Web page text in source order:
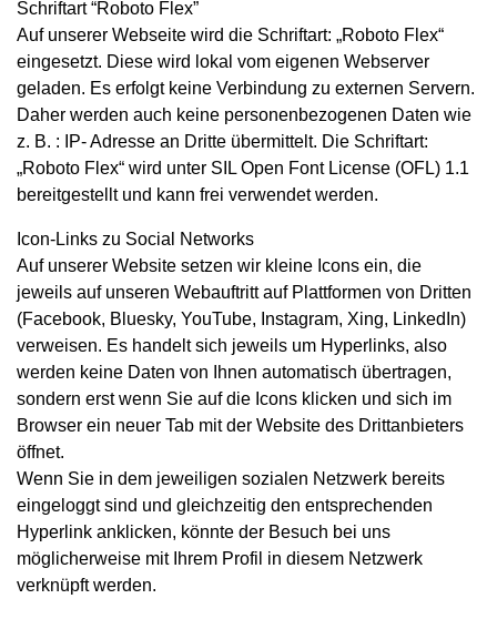
Schriftart “Roboto Flex”
Auf unserer Webseite wird die Schriftart: „Roboto Flex“
eingesetzt. Diese wird lokal vom eigenen Webserver
geladen. Es erfolgt keine Verbindung zu externen Servern.
Daher werden auch keine personenbezogenen Daten wie
z. B. : IP- Adresse an Dritte übermittelt. Die Schriftart:
„Roboto Flex“ wird unter SIL Open Font License (OFL) 1.1
bereitgestellt und kann frei verwendet werden.
Icon-Links zu Social Networks
Auf unserer Website setzen wir kleine Icons ein, die
jeweils auf unseren Webauftritt auf Plattformen von Dritten
(Facebook, Bluesky, YouTube, Instagram, Xing, LinkedIn)
verweisen. Es handelt sich jeweils um Hyperlinks, also
werden keine Daten von Ihnen automatisch übertragen,
sondern erst wenn Sie auf die Icons klicken und sich im
Browser ein neuer Tab mit der Website des Drittanbieters
öffnet.
Wenn Sie in dem jeweiligen sozialen Netzwerk bereits
eingeloggt sind und gleichzeitig den entsprechenden
Hyperlink anklicken, könnte der Besuch bei uns
möglicherweise mit Ihrem Profil in diesem Netzwerk
verknüpft werden.